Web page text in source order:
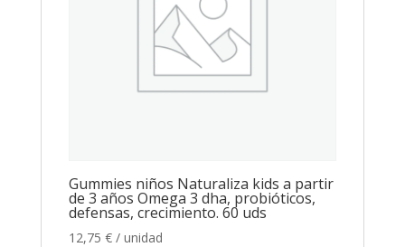
Gummies niños Naturaliza kids a partir
de 3 años Omega 3 dha, probióticos,
defensas, crecimiento. 60 uds
12,75 € / unidad